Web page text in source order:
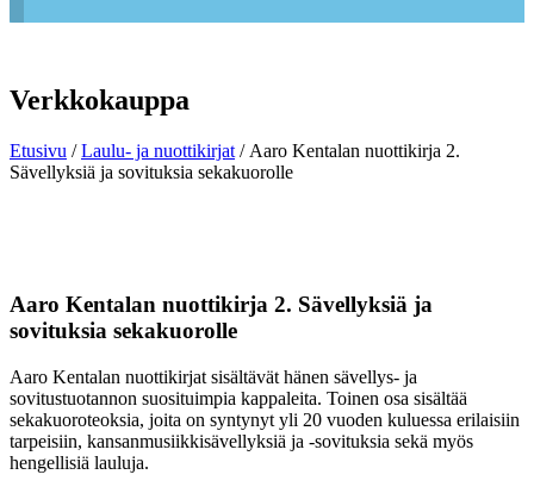
Verkkokauppa
Etusivu /Laulu- ja nuottikirjat / Aaro Kentalan nuottikirja 2.
Sävellyksiä ja sovituksia sekakuorolle
Aaro Kentalan nuottikirja 2. Sävellyksiä ja
sovituksia sekakuorolle
Aaro Kentalan nuottikirjat sisältävät hänen sävellys- ja
sovitustuotannon suosituimpia kappaleita. Toinen osa sisältää
sekakuoroteoksia, joita on syntynyt yli 20 vuoden kuluessa erilaisiin
tarpeisiin, kansanmusiikkisävellyksiä ja -sovituksia sekä myös
hengellisiä lauluja.